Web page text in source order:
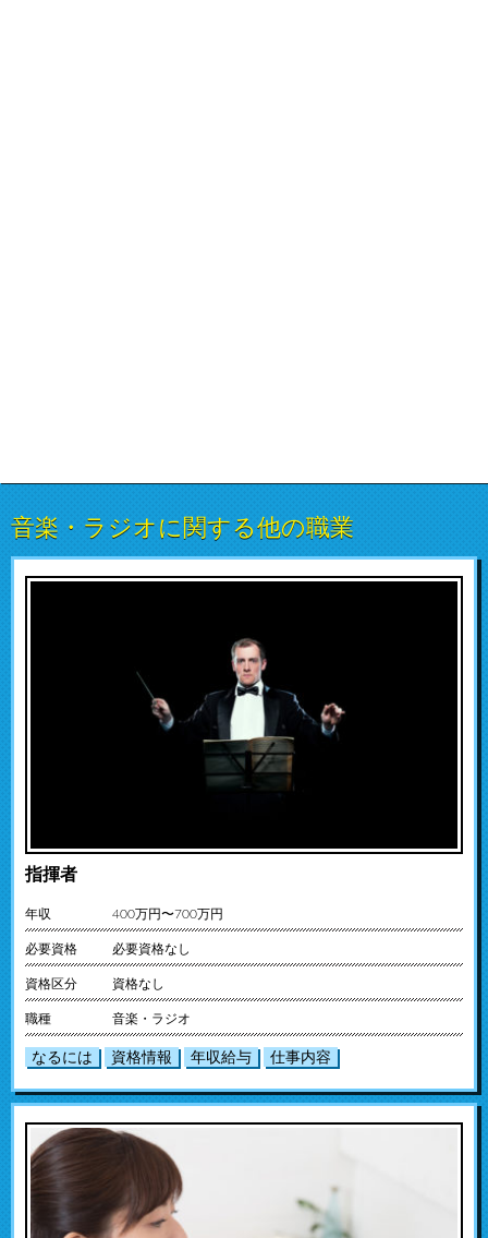
音楽・ラジオに関する他の職業
指揮者
年収 400万円〜700万円
必要資格 必要資格なし
資格区分 資格なし
職種 音楽・ラジオ
なるには 資格情報 年収給与 仕事内容